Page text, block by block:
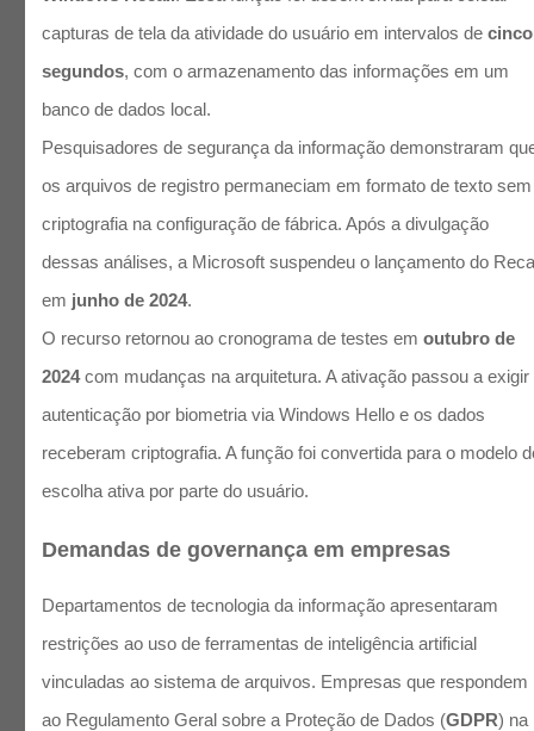
capturas de tela da atividade do usuário em intervalos decinco
segundos, com o armazenamento das informações em um
banco de dados local.
Pesquisadores de segurança da informação demonstraram
os arquivos de registro permaneciam em formato de texto sem
criptografia na configuração de fábrica. Após a divulgação
dessas análises, a Microsoft suspendeu o lançamento do
em junho de 2024.
O recurso retornou ao cronograma de testes emoutubro de
2024com mudanças na arquitetura. A ativação passou a exigir
autenticação por biometria via Windows Hello e os dados
receberam criptografia. A função foi convertida para o modelo
escolha ativa por parte do usuário.
Demandas de governança em empresas
Departamentos de tecnologia da informação apresentaram
restrições ao uso de ferramentas de inteligência artificial
vinculadas ao sistema de arquivos. Empresas que respondem
ao Regulamento Geral sobre a Proteção de Dados (GDPR) na